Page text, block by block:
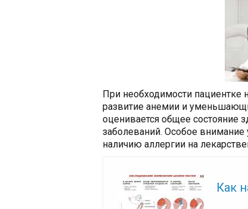
При необходимости
развитие анемии и
оценивается общее состояние
заболеваний. Особое внимание
наличию аллергии на
Как